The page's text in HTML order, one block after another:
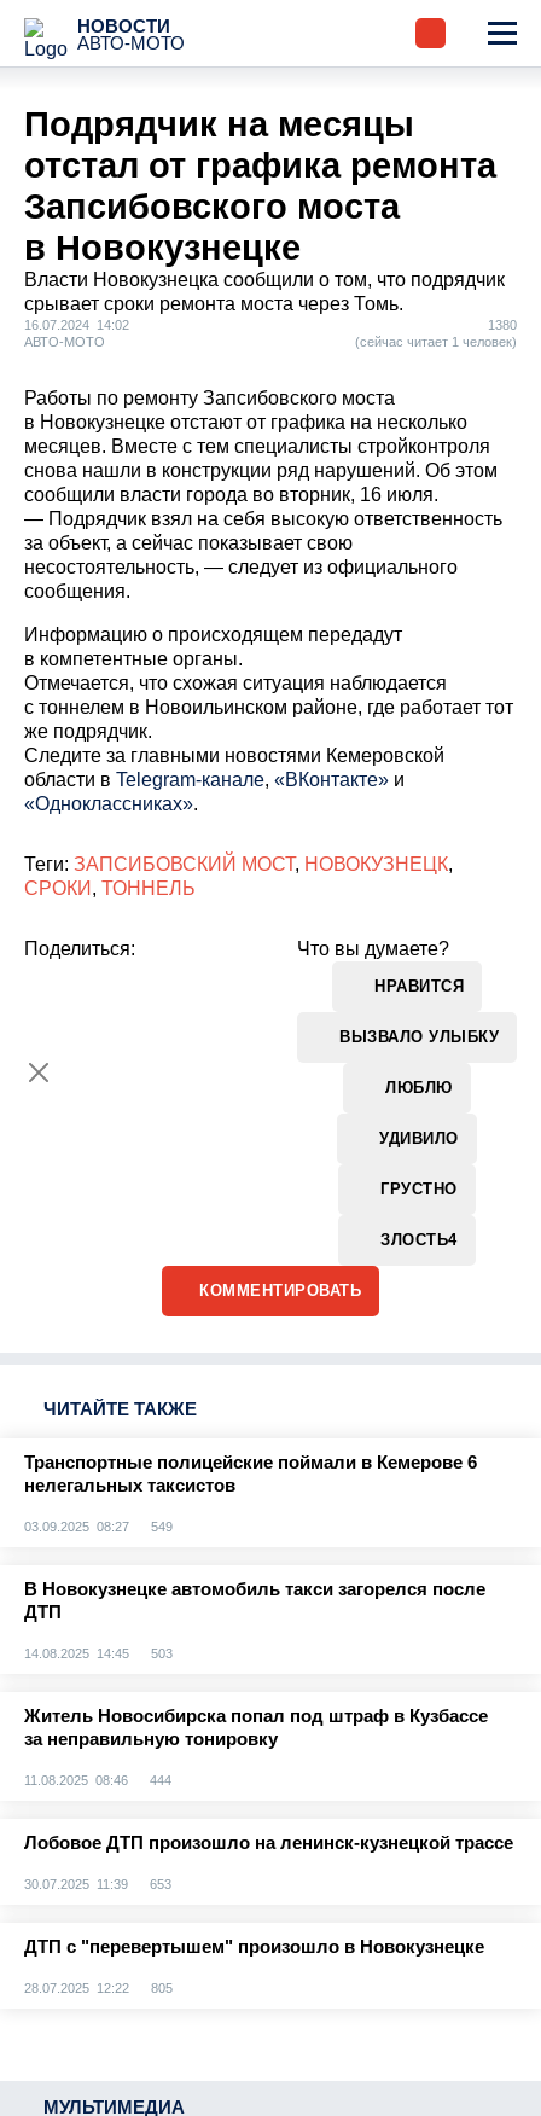
НОВОСТИ
АВТО-МОТО
Подрядчик на месяцы
отстал от графика ремонта
Запсибовского моста
в Новокузнецке
Власти Новокузнецка сообщили о том, что подрядчик
срывает сроки ремонта моста через Томь.
16.07.2024 14:02
АВТО-МОТО
1380
(сейчас читает 1 человек)
Работы по ремонту Запсибовского моста
в Новокузнецке отстают от графика на несколько
месяцев. Вместе с тем специалисты стройконтроля
снова нашли в конструкции ряд нарушений. Об этом
сообщили власти города во вторник, 16 июля.
— Подрядчик взял на себя высокую ответственность
за объект, а сейчас показывает свою
несостоятельность, — следует из официального
сообщения.
Информацию о происходящем передадут
в компетентные органы.
Отмечается, что схожая ситуация наблюдается
с тоннелем в Новоильинском районе, где работает тот
же подрядчик.
Cледите за главными новостями Кемеровской
области в Telegram-канале, «ВКонтакте» и
«Одноклассниках».
Теги: ЗАПСИБОВСКИЙ МОСТ, НОВОКУЗНЕЦК,
СРОКИ , ТОННЕЛЬ
Что вы думаете?
НРАВИТСЯ
ВЫЗВАЛО УЛЫБКУ
ЛЮБЛЮ
УДИВИЛО
ГРУСТНО
ЗЛОСТЬ4
Поделиться:
КОММЕНТИРОВАТЬ
ЧИТАЙТЕ ТАКЖЕ
Транспортные полицейские поймали в Кемерове 6
нелегальных таксистов
03.09.2025 08:27 549
В Новокузнецке автомобиль такси загорелся после
ДТП
14.08.2025 14:45 503
Житель Новосибирска попал под штраф в Кузбассе
за неправильную тонировку
11.08.2025 08:46 444
Лобовое ДТП произошло на ленинск-кузнецкой трассе
30.07.2025 11:39 653
ДТП с "перевертышем" произошло в Новокузнецке
28.07.2025 12:22 805
МУЛЬТИМЕДИА